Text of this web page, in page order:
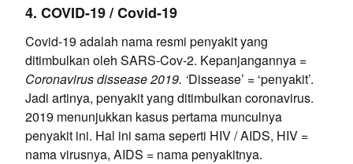
4. COVID-19 / Covid-19
Covid-19 adalah nama resmi penyakit yang
ditimbulkan oleh SARS-Cov-2. Kepanjangannya =
Coronavirus dissease 2019. ‘Dissease’ = ‘penyakit’.
Jadi artinya, penyakit yang ditimbulkan coronavirus.
2019 menunjukkan kasus pertama munculnya
penyakit ini. Hal ini sama seperti HIV / AIDS, HIV =
nama virusnya, AIDS = nama penyakitnya.